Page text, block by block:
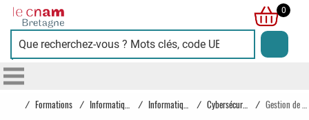
Cnam
Bretagne
0
/ Formations / / / /